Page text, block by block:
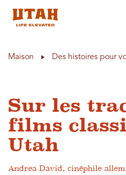
Maison Des histoires pour
Sur les
films
Utah
Andrea David, cinéphile